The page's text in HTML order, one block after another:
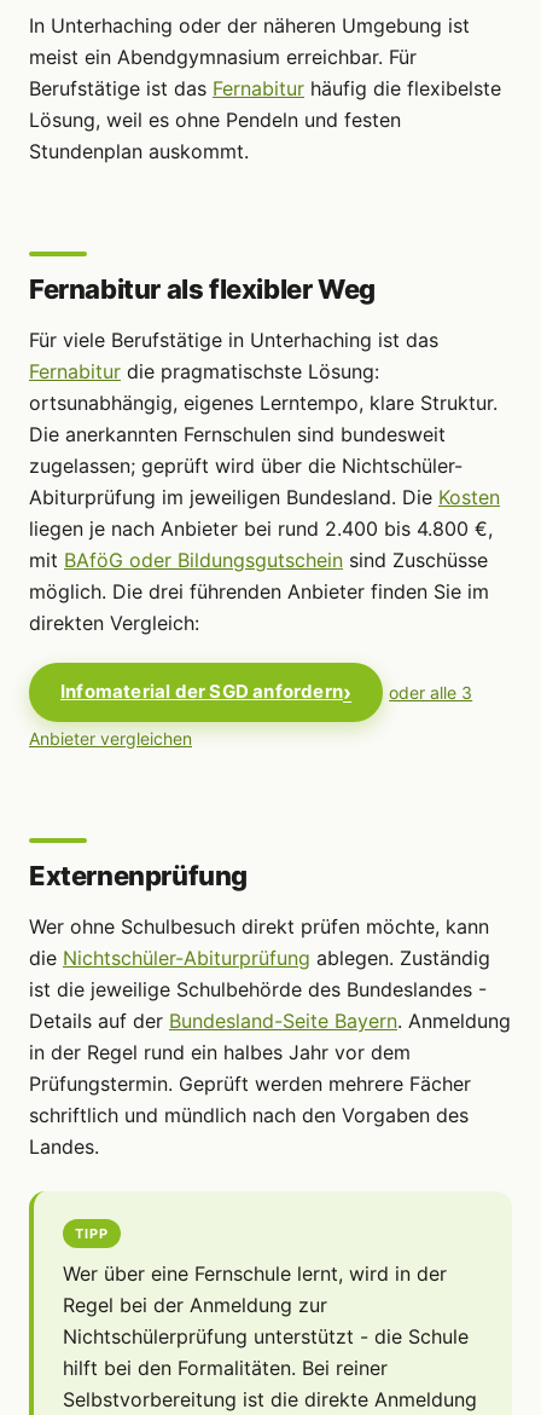
In Unterhaching oder der näheren Umgebung ist
meist ein Abendgymnasium erreichbar. Für
Berufstätige ist das Fernabitur häufig die flexibelste
Lösung, weil es ohne Pendeln und festen
Stundenplan auskommt.
Fernabitur als flexibler Weg
Für viele Berufstätige in Unterhaching ist das
Fernabitur die pragmatischste Lösung:
ortsunabhängig, eigenes Lerntempo, klare Struktur.
Die anerkannten Fernschulen sind bundesweit
zugelassen; geprüft wird über die Nichtschüler-
Abiturprüfung im jeweiligen Bundesland. Die Kosten
liegen je nach Anbieter bei rund 2.400 bis 4.800 €,
mit BAföG oder Bildungsgutschein sind Zuschüsse
möglich. Die drei führenden Anbieter finden Sie im
direkten Vergleich:
Infomaterial der SGD anfordern oder alle 3
Anbieter vergleichen
Externenprüfung
Wer ohne Schulbesuch direkt prüfen möchte, kann
die Nichtschüler-Abiturprüfung ablegen. Zuständig
ist die jeweilige Schulbehörde des Bundeslandes -
Details auf der Bundesland-Seite Bayern. Anmeldung
in der Regel rund ein halbes Jahr vor dem
Prüfungstermin. Geprüft werden mehrere Fächer
schriftlich und mündlich nach den Vorgaben des
Landes.
TIPP
Wer über eine Fernschule lernt, wird in der
Regel bei der Anmeldung zur
Nichtschülerprüfung unterstützt - die Schule
hilft bei den Formalitäten. Bei reiner
Selbstvorbereitung ist die direkte Anmeldung